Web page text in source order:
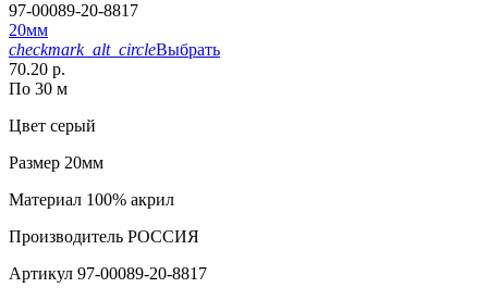
97-00089-20-8817
20мм
checkmark_alt_circleВыбрать
70.20 р.
По 30 м
Цвет серый
Размер 20мм
Материал 100% акрил
Производитель РОССИЯ
Артикул 97-00089-20-8817